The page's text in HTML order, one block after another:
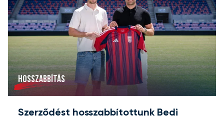
HOSSZABBÍTÁS
Szerződést hosszabbítottunk Bedi